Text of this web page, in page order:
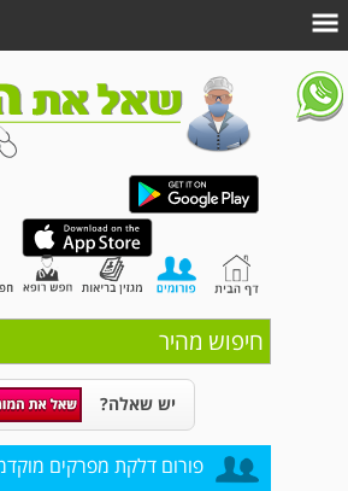
חיפוש מהיר
יש שאלה?
פורום דלקת מפרקים